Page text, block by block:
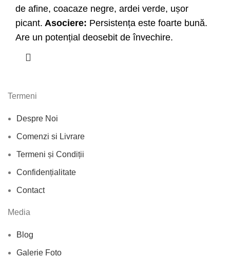
de afine, coacaze negre, ardei verde, ușor
picant. Asociere: Persistența este foarte bună.
Are un potențial deosebit de învechire.
Termeni
Despre Noi
Comenzi si Livrare
Termeni și Condiții
Confidențialitate
Contact
Media
Blog
Galerie Foto